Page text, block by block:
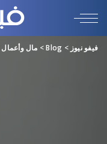
فيفو نيوز >
Blog
> مال وأعمال